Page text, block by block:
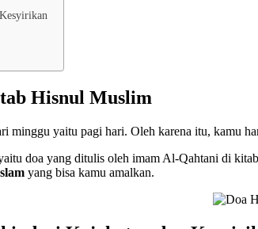
Hisnul Muslim
minggu yaitu pagi hari. Oleh karena itu, kamu
doa yang ditulis oleh imam Al-Qahtani di
yang bisa kamu amalkan.